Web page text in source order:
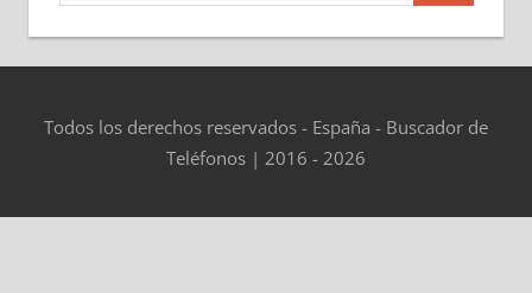
Todos los derechos reservados - España - Buscador de
Teléfonos | 2016 - 2026